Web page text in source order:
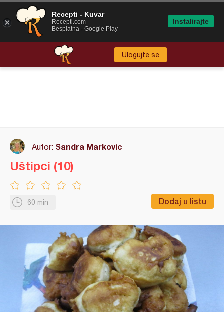
Ulogujte se
Autor: Sandra Markovic
60 min Dodaj u listu
Uštipci (10)
Recepti - Kuvar
Recepti.com
Besplatna - Google Play
Instalirajte